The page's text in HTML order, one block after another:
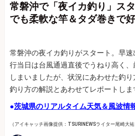
常磐沖で「夜イカ釣り」ス
でも柔軟な竿＆タダ巻きで
常磐沖の夜イカ釣りがスタート。早
行当日は台風通過直後でうねり高く
しまいましたが、状況にあわせた釣り
釣り方の解説とあわせてレポートしま
●茨城県のリアルタイム天気＆風波情
（アイキャッチ画像提供：TSURINEWSライター尾崎大祐